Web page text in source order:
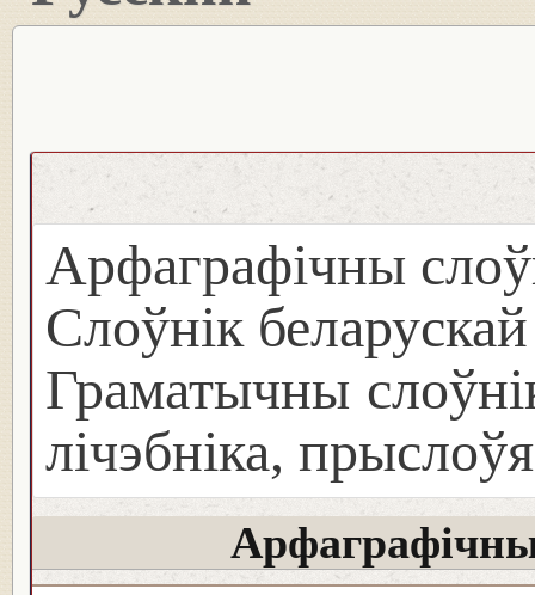
Арфаграфічны
Слоўнік
Граматычны
лічэбніка, прыслоўя